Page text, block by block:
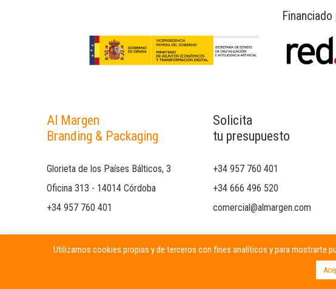
Al Margen
Branding & Packaging
Glorieta de los Países Bálticos, 3
Oficina 313 - 14014 Córdoba
+34 957 760 401
Solicita
tu presupuesto
+34 957 760 401
+34 666 496 520
comercial@almargen.com
Utilizamos cookies propias y de terceros con fines analíticos y para mostrarte